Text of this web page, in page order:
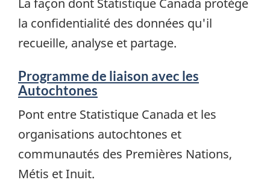
La façon dont Statistique Canada protège
la confidentialité des données qu'il
recueille, analyse et partage.
Programme de liaison avec les
Autochtones
Pont entre Statistique Canada et les
organisations autochtones et
communautés des Premières Nations,
Métis et Inuit.